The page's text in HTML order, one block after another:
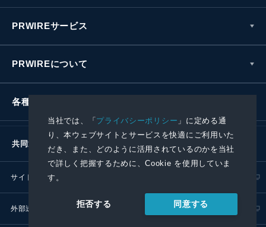
当社では、「プライバシーポリシー 」に定める通
り、本ウェブサイトとサービスを快適にご利用いた
だき、また、どのように活用されているのかを当社
で詳しく把握するために、Cookie を使用していま
す。
拒否する 同意する
PRWIREサービス
PRWIREについて
各種お問い合わせ
共同通信社グループ
サイトポリシー
外部送信ポリシー プレスリリース取扱基準